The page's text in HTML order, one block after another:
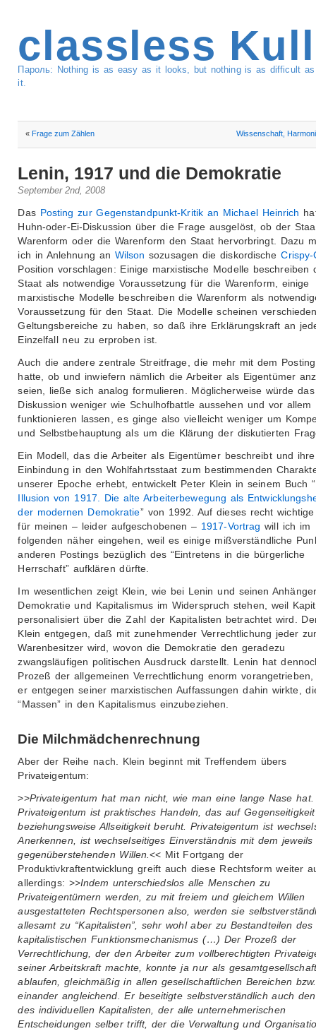
classless
Пароль: Nothing is as easy as it looks, but nothing is as difficult
it.
«Frage zum Zählen Wissenschaft,
Lenin, 1917 und die Demokratie
September 2nd, 2008
Das Posting zur Gegenstandpunkt-Kritik an Michael Heinrich
Huhn-oder-Ei-Diskussion über die Frage ausgelöst, ob der
Warenform oder die Warenform den Staat hervorbringt. Dazu
ich in Anlehnung an Wilson sozusagen die diskordischeCrispy-
Position vorschlagen: Einige marxistische Modelle beschreiben
Staat als notwendige Voraussetzung für die Warenform, einige
marxistische Modelle beschreiben die Warenform als
Voraussetzung für den Staat. Die Modelle scheinen
Geltungsbereiche zu haben, so daß ihre Erklärungskraft an
Einzelfall neu zu erproben ist.
Auch die andere zentrale Streitfrage, die mehr mit dem
hatte, ob und inwiefern nämlich die Arbeiter als Eigentümer
seien, ließe sich analog formulieren. Möglicherweise würde
Diskussion weniger wie Schulhofbattle aussehen und vor allem
funktionieren lassen, es ginge also vielleicht weniger um
und Selbstbehauptung als um die Klärung der diskutierten
Ein Modell, das die Arbeiter als Eigentümer beschreibt und ihre
Einbindung in den Wohlfahrtsstaat zum bestimmenden
unserer Epoche erhebt, entwickelt Peter Klein in seinem Buch “
Illusion von 1917. Die alte Arbeiterbewegung als
der modernen Demokratie” von 1992. Auf dieses recht
für meinen – leider aufgeschobenen – 1917-Vortrag will ich im
folgenden näher eingehen, weil es einige mißverständliche
anderen Postings bezüglich des “Eintretens in die bürgerliche
Herrschaft” aufklären dürfte.
Im wesentlichen zeigt Klein, wie bei Lenin und seinen
Demokratie und Kapitalismus im Widerspruch stehen, weil
personalisiert über die Zahl der Kapitalisten betrachtet wird.
Klein entgegen, daß mit zunehmender Verrechtlichung jeder
Warenbesitzer wird, wovon die Demokratie den geradezu
zwangsläufigen politischen Ausdruck darstellt. Lenin hat
Prozeß der allgemeinen Verrechtlichung enorm
er entgegen seiner marxistischen Auffassungen dahin wirkte,
“Massen” in den Kapitalismus einzubeziehen.
Die Milchmädchenrechnung
Aber der Reihe nach. Klein beginnt mit Treffendem übers
Privateigentum:
>>Privateigentum hat man nicht, wie man eine lange Nase hat.
Privateigentum ist praktisches Handeln, das auf Gegenseitigkeit
beziehungsweise Allseitigkeit beruht. Privateigentum ist
Anerkennen, ist wechselseitiges Einverständnis mit dem jeweils
gegenüberstehenden Willen.<< Mit Fortgang der
Produktivkraftentwicklung greift auch diese Rechtsform weiter
allerdings: >>Indem unterschiedslos alle Menschen zu
Privateigentümern werden, zu mit freiem und gleichem Willen
ausgestatteten Rechtspersonen also, werden sie
allesamt zu “Kapitalisten”, sehr wohl aber zu Bestandteilen des
kapitalistischen Funktionsmechanismus (…) Der Prozeß der
Verrechtlichung, der den Arbeiter zum vollberechtigten
seiner Arbeitskraft machte, konnte ja nur als
ablaufen, gleichmäßig in allen gesellschaftlichen Bereichen
einander angleichend. Er beseitigte selbstverständlich auch
des individuellen Kapitalisten, der alle unternehmerischen
Entscheidungen selber trifft, der die Verwaltung und